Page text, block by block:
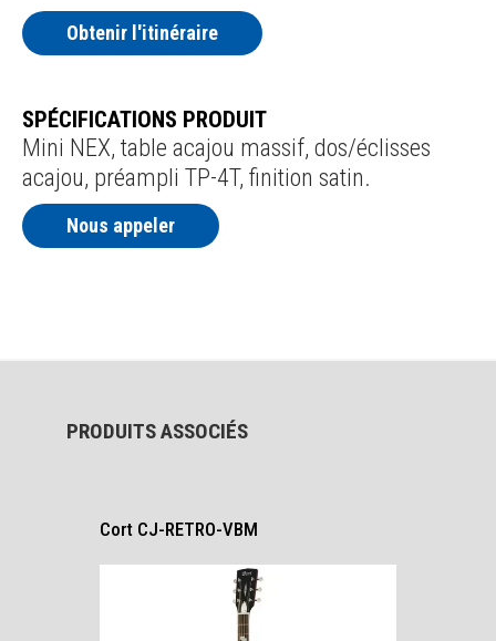
Obtenir l'itinéraire
SPÉCIFICATIONS PRODUIT
Mini NEX, table acajou massif, dos/éclisses
acajou, préampli TP-4T, finition satin.
Nous appeler
PRODUITS ASSOCIÉS
Cort CJ-RETRO-VBM